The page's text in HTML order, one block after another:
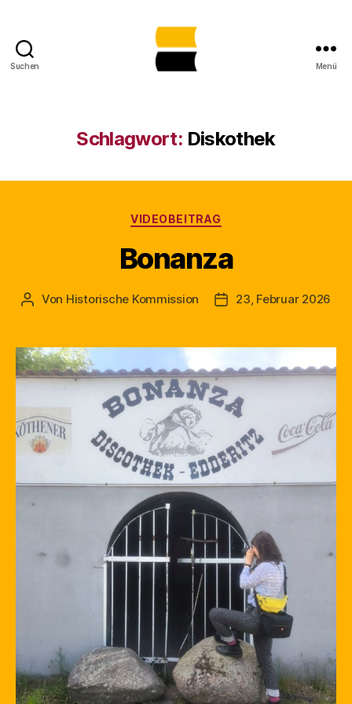
Suchen
Sachsen-
Anhalt
sichtbar
Menü
Schlagwort: Diskothek
Kategorien
VIDEOBEITRAG
Bonanza
Beitragsautor
Von Historische Kommission Beitragsdatum
23, Februar 2026